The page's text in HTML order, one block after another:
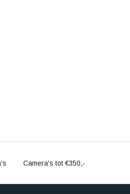
Camera's tot €350,-